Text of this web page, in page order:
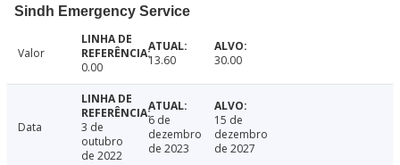
Sindh Emergency Service
Valor
0.00
13.60 30.00
Data
3 de
outubro
de 2022
6 de
dezembro
de 2023
15 de
dezembro
de 2027